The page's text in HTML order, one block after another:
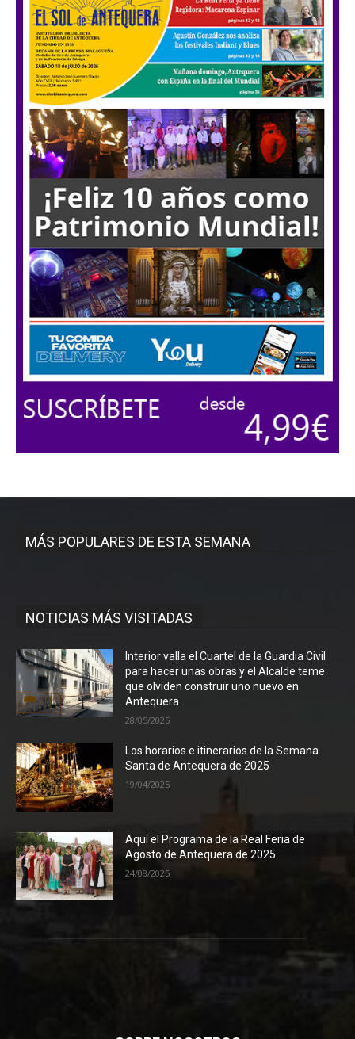
MÁS POPULARES DE ESTA SEMANA
NOTICIAS MÁS VISITADAS
Interior valla el Cuartel de la Guardia Civil
para hacer unas obras y el Alcalde teme
que olviden construir uno nuevo en
Antequera
28/05/2025
Los horarios e itinerarios de la Semana
Santa de Antequera de 2025
19/04/2025
Aquí el Programa de la Real Feria de
Agosto de Antequera de 2025
24/08/2025